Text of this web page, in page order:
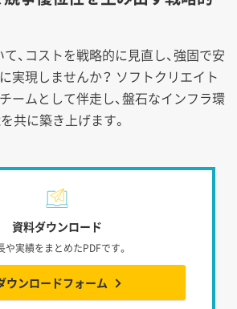
、コストを戦略的に見直し、強固で安
実現しませんか？ ソフトクリエイト
ームとして伴走し、盤石なインフラ環
共に築き上げます。
資料ダウンロード
や実績をまとめたPDFです。
ウンロードフォーム